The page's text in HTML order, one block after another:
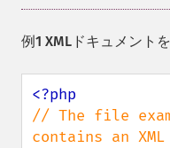
例1 XMLドキュメント
// The file
contains an